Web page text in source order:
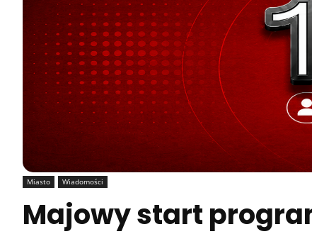
Miasto Wiadomości
Majowy start